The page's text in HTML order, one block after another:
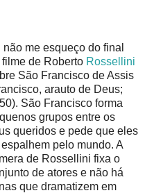
não me esqueço do final
filme de Roberto Rossellini
São Francisco de Assis
arauto de Deus;
São Francisco forma
grupos entre os
queridos e pede que eles
pelo mundo. A
de Rossellini fixa o
de atores e não há
que dramatizem em